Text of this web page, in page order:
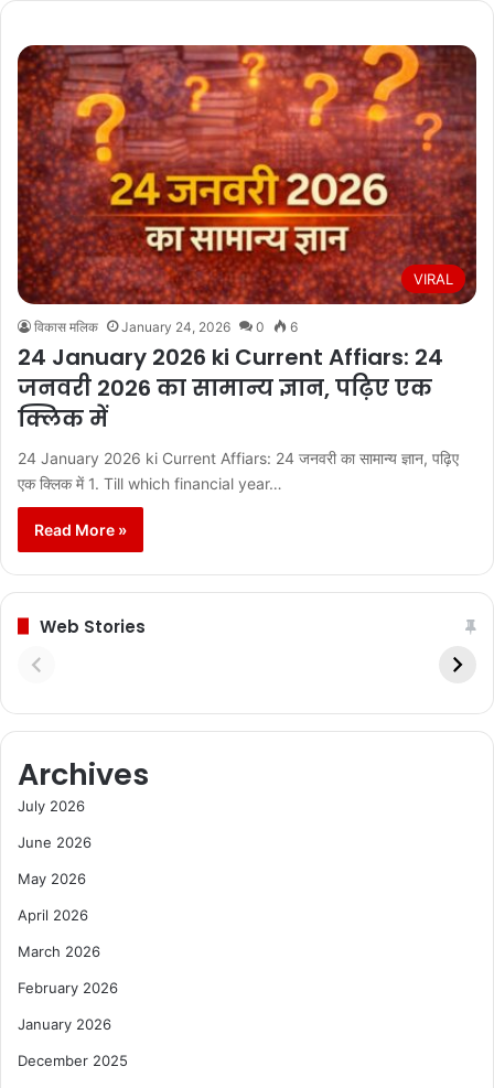
VIRAL
विकास मलिक January 24, 2026 0 6
24 January 2026 ki Current Affiars: 24
जनवरी 2026 का सामान्य ज्ञान, पढ़िए एक
क्लिक में
24 January 2026 ki Current Affiars: 24 जनवरी का सामान्य ज्ञान, पढ़िए
एक क्लिक में 1. Till which financial year…
Read More »
Web Stories
Archives
July 2026
June 2026
May 2026
April 2026
March 2026
February 2026
January 2026
December 2025